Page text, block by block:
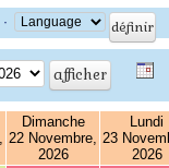
·
Dimanche
22 Novembre,
2026
Lundi
23
2026